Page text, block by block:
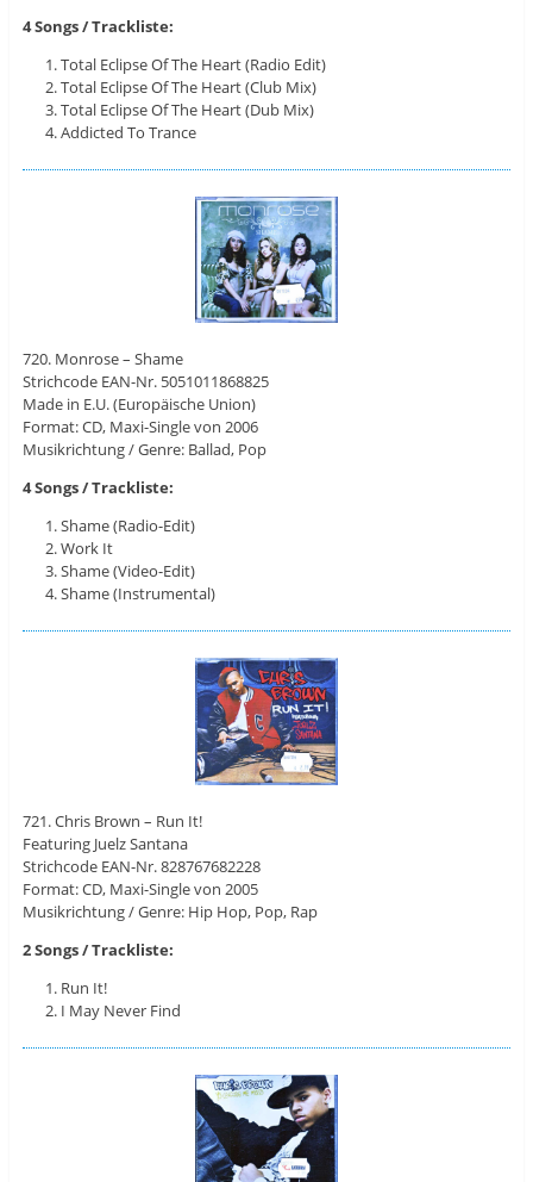
4 Songs / Trackliste:
Total Eclipse Of The Heart (Radio Edit)
Total Eclipse Of The Heart (Club Mix)
Total Eclipse Of The Heart (Dub Mix)
Addicted To Trance
720. Monrose – Shame
Strichcode EAN-Nr. 5051011868825
Made in E.U. (Europäische Union)
Format: CD, Maxi-Single von 2006
Musikrichtung / Genre: Ballad, Pop
4 Songs / Trackliste:
Shame (Radio-Edit)
Work It
Shame (Video-Edit)
Shame (Instrumental)
721. Chris Brown – Run It!
Featuring Juelz Santana
Strichcode EAN-Nr. 828767682228
Format: CD, Maxi-Single von 2005
Musikrichtung / Genre: Hip Hop, Pop, Rap
2 Songs / Trackliste:
Run It!
I May Never Find